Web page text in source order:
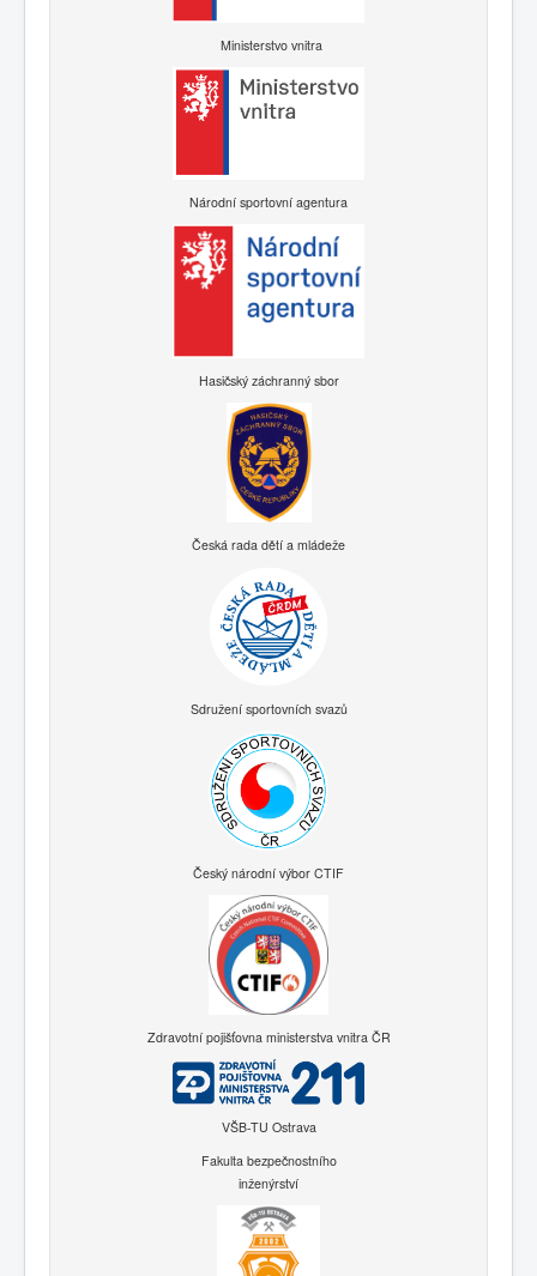
Ministerstvo vnitra
Národní sportovní agentura
Hasičský záchranný sbor
Česká rada dětí a mládeže
Sdružení sportovních svazů
Český národní výbor CTIF
Zdravotní pojišťovna ministerstva vnitra ČR
VŠB-TU Ostrava
Fakulta bezpečnostního
inženýrství